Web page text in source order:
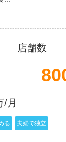
/月
店舗数
る 夫婦で独立